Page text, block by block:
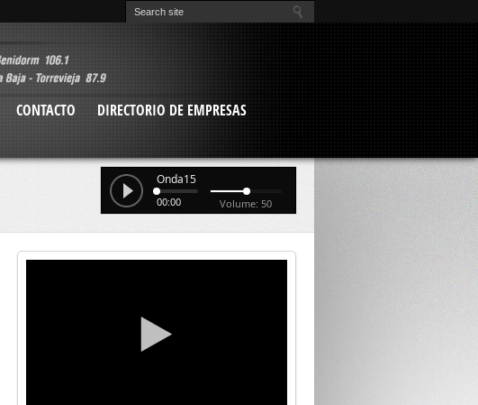
CONTACTO
DIRECTORIO DE EMPRESAS
Onda15
00:00 Volume: 50